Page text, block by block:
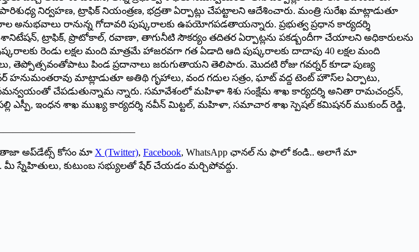
నిర్వహణ, ట్రాఫిక్ నియంత్రణ, భద్రతా ఏర్పాట్లు చేపట్టాలని ఆదేశించారు. మంత్రి సురేఖ మాట్లాడుతూ
అనుభవాలు రానున్న గోదావరి పుష్కరాలకు ఉపయోగపడతాయన్నారు. ప్రభుత్వ ప్రధాన కార్యదర్శి
ట్రాఫిక్, ప్రొటోకాల్, రవాణా, తాగునీటి సౌకర్యం తదితర ఏర్పాట్లను పకడ్బందీగా చేయాలని అధికారులను
రెండు లక్షల మంది మాత్రమే హాజరవగా గత ఏడాది ఆది పుష్కరాలకు దాదాపు 40 లక్షల మంది
పిండ ప్రదానాలు జరుగుతాయని తెలిపారు. మొదటి రోజు గవర్నర్ కూడా పుణ్య
మాట్లాడుతూ అతిథి గృహాలు, వంద గదుల సత్రం, ఘాట్ వద్ద టెంట్ హౌస్‌ల ఏర్పాటు,
సమన్వయంతో చేపడుతున్నామ న్నారు. సమావేశంలో మహిళా శిశు సంక్షేమ శాఖ కార్యదర్శి అనితా రామచంద్రన్,
ఎస్పీ, ఇంధన శాఖ ముఖ్య కార్యదర్శి నవీన్ మిట్టల్, మహిళా, సమాచార శాఖ స్పెషల్ కమిషనర్ ముకుంద్ రెడ్డి,
తాజా అప్‌డేట్స్ కోసం మా X (Twitter), Facebook, WhatsApp ఛానల్ ను ఫాలో కండి.. అలాగే మా
కుటుంబ సభ్యులతో షేర్ చేయడం మర్చిపోవద్దు.